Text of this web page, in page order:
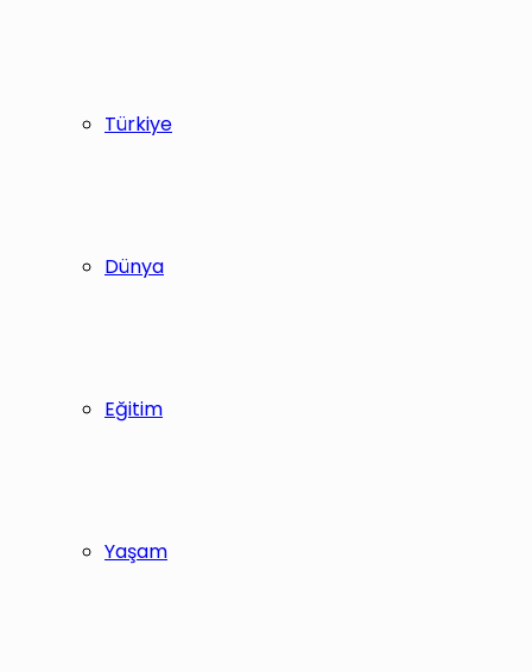
Türkiye
Dünya
Eğitim
Yaşam